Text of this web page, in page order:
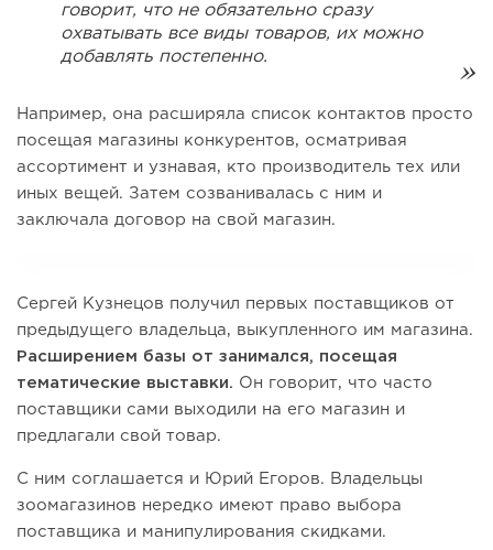
говорит, что не обязательно сразу
охватывать все виды товаров, их можно
добавлять постепенно.
Например, она расширяла список контактов просто
посещая магазины конкурентов, осматривая
ассортимент и узнавая, кто производитель тех или
иных вещей. Затем созванивалась с ним и
заключала договор на свой магазин.
Сергей Кузнецов получил первых поставщиков от
предыдущего владельца, выкупленного им магазина.
Расширением базы от занимался, посещая
тематические выставки. Он говорит, что часто
поставщики сами выходили на его магазин и
предлагали свой товар.
С ним соглашается и Юрий Егоров. Владельцы
зоомагазинов нередко имеют право выбора
поставщика и манипулирования скидками.